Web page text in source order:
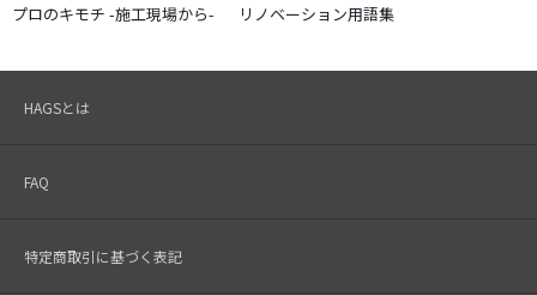
プロのキモチ -施工現場から-
リノベーション用語集
HAGSとは
FAQ
特定商取引に基づく表記